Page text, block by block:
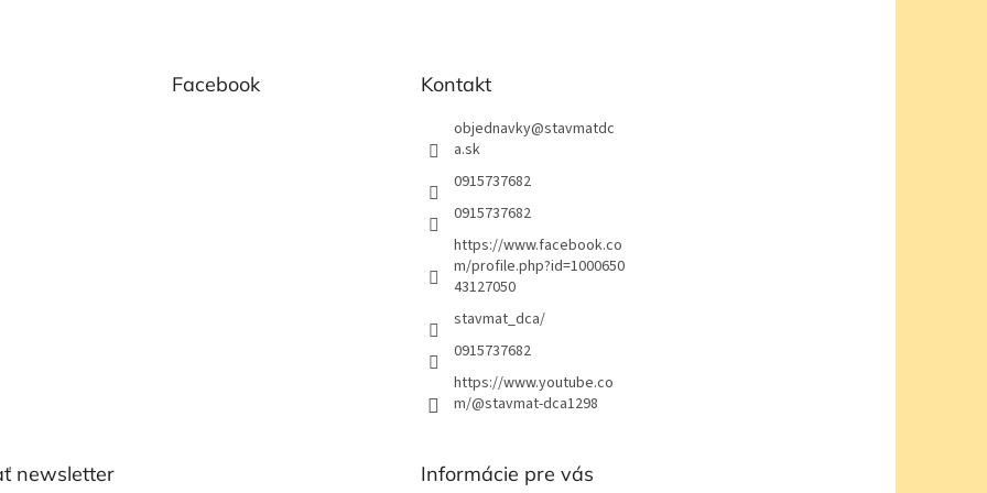
Facebook Kontakt
objednavky@stavmatdc
a.sk
0915737682
0915737682
https://www.facebook.co
m/profile.php?id=1000650
43127050
stavmat_dca/
0915737682
https://www.youtube.co
m/@stavmat-dca1298
newsletter Informácie pre vás